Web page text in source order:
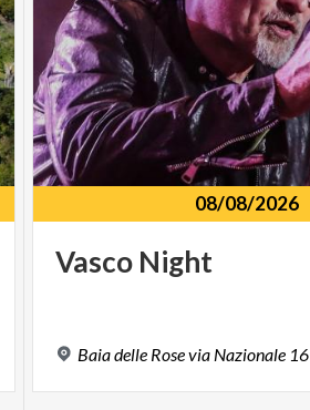
08/08/2026
Vasco Night
Baiadelle Rosevia Nazionale 16